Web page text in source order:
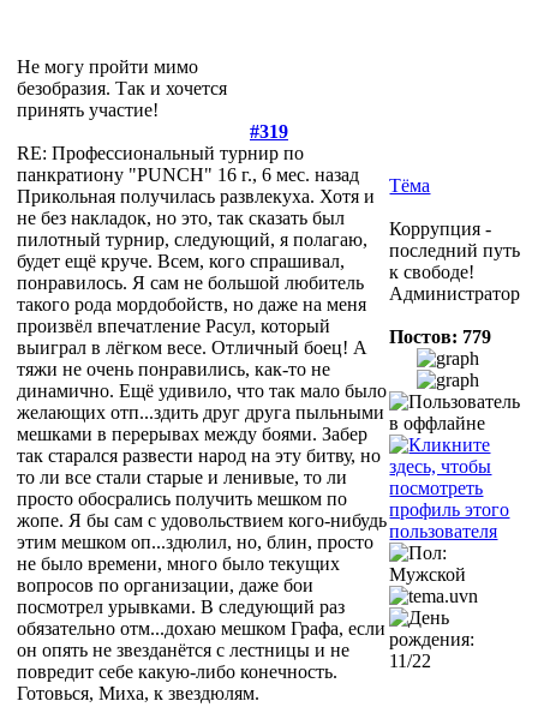
Не могу пройти мимо
безобразия. Так и хочется
принять участие!
#319
RE: Профессиональный турнир по
панкратиону "PUNCH" 16 г., 6 мес. назад
Прикольная получилась развлекуха. Хотя и
не без накладок, но это, так сказать был
пилотный турнир, следующий, я полагаю,
будет ещё круче. Всем, кого спрашивал,
понравилось. Я сам не большой любитель
такого рода мордобойств, но даже на меня
произвёл впечатление Расул, который
выиграл в лёгком весе. Отличный боец! А
тяжи не очень понравились, как-то не
динамично. Ещё удивило, что так мало было
желающих отп...здить друг друга пыльными
мешками в перерывах между боями. Забер
так старался развести народ на эту битву, но
то ли все стали старые и ленивые, то ли
просто обосрались получить мешком по
жопе. Я бы сам с удовольствием кого-нибудь
этим мешком оп...здюлил, но, блин, просто
не было времени, много было текущих
вопросов по организации, даже бои
посмотрел урывками. В следующий раз
обязательно отм...дохаю мешком Графа, если
он опять не звезданётся с лестницы и не
повредит себе какую-либо конечность.
Готовься, Миха, к звездюлям.
Тёма
Коррупция -
последний путь
к свободе!
Администратор
Постов: 779